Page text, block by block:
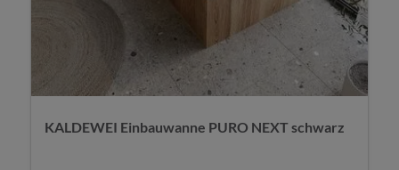
KALDEWEI Einbauwanne Cayano Duo weiß